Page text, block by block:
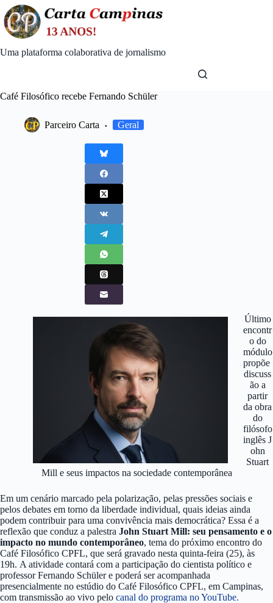
Skip
to
content
Uma plataforma colaborativa de jornalismo
Café Filosófico recebe Fernando Schüler
Parceiro Carta Geral
Último
encontr
o do
módulo
propõe
discuss
ãoa
partir
da obra
do
filósofo
inglês J
ohn
Stuart
Mill e seus impactos na sociedade contemporânea
Em um cenário marcado pela polarização, pelas pressões sociais e
pelos debates em torno da liberdade individual, quais ideias ainda
podem contribuir para uma convivência mais democrática? Essa é a
reflexão que conduz a palestra John Stuart Mill: seu pensamento e o
impacto no mundo contemporâneo, tema do próximo encontro do
Café Filosófico CPFL, que será gravado nesta quinta-feira (25), às
19h. A atividade contará com a participação do cientista político e
professor Fernando Schüler e poderá ser acompanhada
presencialmente no estúdio do Café Filosófico CPFL, em Campinas,
com transmissão ao vivo pelo canal do programa no YouTube.